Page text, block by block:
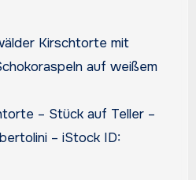
– Stück auf Teller –
– iStock ID: